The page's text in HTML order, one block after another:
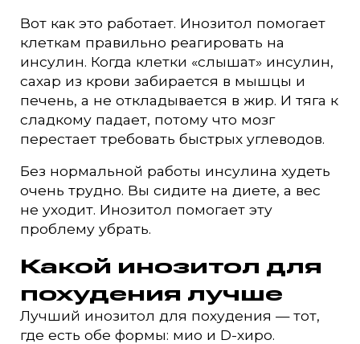
Вот как это работает. Инозитол помогает
клеткам правильно реагировать на
инсулин. Когда клетки «слышат» инсулин,
сахар из крови забирается в мышцы и
печень, а не откладывается в жир. И тяга к
сладкому падает, потому что мозг
перестает требовать быстрых углеводов.
Без нормальной работы инсулина худеть
очень трудно. Вы сидите на диете, а вес
не уходит. Инозитол помогает эту
проблему убрать.
Какой инозитол для
похудения лучше
Лучший инозитол для похудения — тот,
где есть обе формы: мио и D-хиро.